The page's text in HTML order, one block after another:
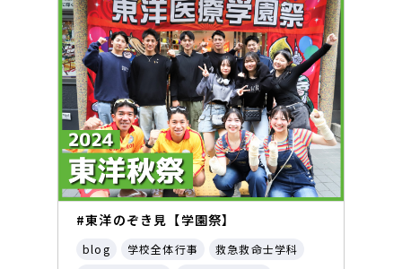
#東洋のぞき見【学園祭】
blog 学校全体行事
救急救命士学科